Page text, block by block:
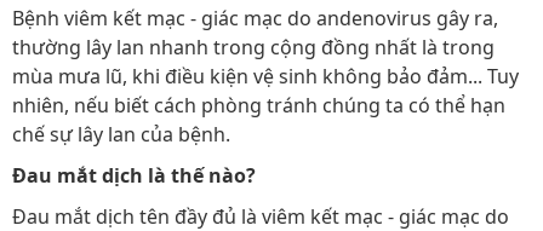
Bệnh viêm kết mạc - giác mạc do andenovirus gây ra,
thường lây lan nhanh trong cộng đồng nhất là trong
mùa mưa lũ, khi điều kiện vệ sinh không bảo đảm... Tuy
nhiên, nếu biết cách phòng tránh chúng ta có thể hạn
chế sự lây lan của bệnh.
Đau mắt dịch là thế nào?
Đau mắt dịch tên đầy đủ là viêm kết mạc - giác mạc do